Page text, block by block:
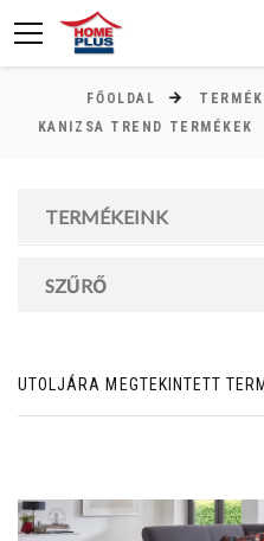
FŐOLDAL
KANIZSA TREND TERMÉKEK
TERMÉKEINK
SZŰRŐ
Ft
MAGASSÁG
cm
UTOLJÁRA MEGTEKINTETT